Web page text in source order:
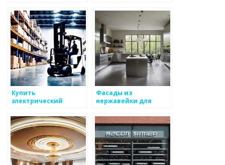
надежность и
качество из
Германии
Купить
электрический
по лучшей цене
Фасады из
нержавейки для
Купить кухонные
фасады из
нержавеющей стали
на заказ